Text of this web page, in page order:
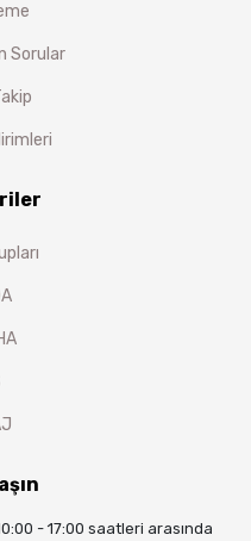
Sorular
- 17:00 saatleri arasında